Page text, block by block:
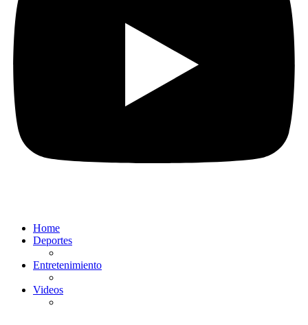
Home
Deportes
Entretenimiento
Videos